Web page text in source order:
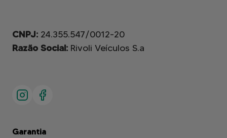
CNPJ: 24.355.547/0012-20
Razão Social: Rivoli Veículos S.a
Garantia